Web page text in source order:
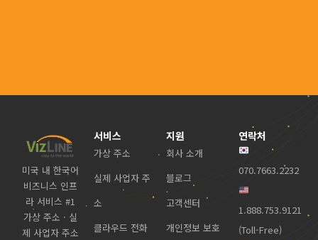
미국 내 한국어
비즈니스 인프
라 서비스 #1
가상 주소 · 실
제 사업자 주소
서비스
가상 주소
실제 사업자 주
소
클라우드 전화
지원
회사 소개
블로그
고객센터
개인정보 보호
연락처
070.7663.2232
1.888.753.9121
(Toll-Free)